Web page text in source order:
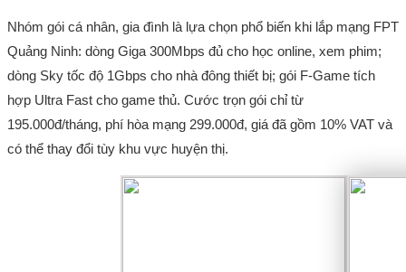
Nhóm gói cá nhân, gia đình là lựa chọn phổ biến khi lắp mạng FPT
Quảng Ninh: dòng Giga 300Mbps đủ cho học online, xem phim;
dòng Sky tốc độ 1Gbps cho nhà đông thiết bị; gói F-Game tích
hợp Ultra Fast cho game thủ. Cước trọn gói chỉ từ
195.000đ/tháng, phí hòa mạng 299.000đ, giá đã gồm 10% VAT và
có thể thay đổi tùy khu vực huyện thị.